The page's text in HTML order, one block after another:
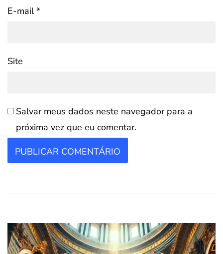
E-mail*
Site
Salvar meus dados neste navegador para a
próxima vez que eu comentar.